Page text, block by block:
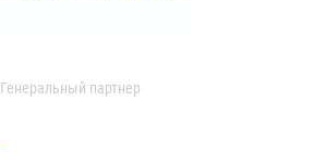
Генеральный партнер